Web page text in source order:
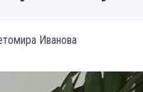
Иванова